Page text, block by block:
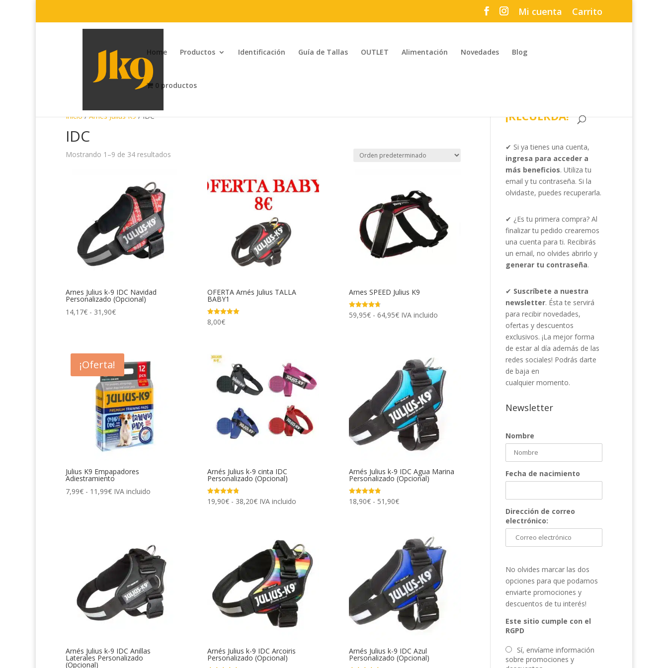
Mi cuenta Carrito
Home Productos Identificación Guía de Tallas OUTLET Alimentación Novedades Blog
0 productos
Inicio/Arnés Julius K9/ IDC
IDC
Mostrando 1–9 de 34 resultados
Arnes Julius k-9 IDC Navidad
Personalizado (Opcional)
14,17€ - 31,90€Rango
14,17€
hasta
31,90€
OFERTA Arnés Julius TALLA
BABY1
Valorado
con
8,00€
Arnes SPEED Julius K9
Valorado
con
59,95€ - 64,95€Rango
59,95€
hasta
64,95€
IVA incluido
¡Oferta!
Julius K9 Empapadores
Adiestramiento
7,99€ - 11,99€Rango
11,99€
IVA incluido
Arnés Julius k-9 cinta IDC
Personalizado (Opcional)
Valorado
con
19,90€ - 38,20€Rango
19,90€
hasta
38,20€
IVA incluido
Arnés Julius k-9 IDC Agua Marina
Personalizado (Opcional)
Valorado
con
18,90€ - 51,90€Rango
18,90€
hasta
51,90€
Arnés Julius k-9 IDC Anillas
Laterales Personalizado
(Opcional)
Arnés Julius k-9 IDC Arcoiris
Personalizado (Opcional)
Arnés Julius k-9 IDC Azul
Personalizado (Opcional)
¡RECUERDA!
✔ Si ya tienes una cuenta,
ingresa para acceder a
más beneficios. Utiliza tu
email y tu contraseña. Si la
olvidaste, puedes recuperarla.
✔ ¿Es tu primera compra? Al
finalizar tu pedido crearemos
una cuenta para ti. Recibirás
un email, no olvides abrirlo y
generar tu contraseña.
✔ Suscríbete a nuestra
newsletter. Ésta te servirá
para recibir novedades,
ofertas y descuentos
exclusivos. ¡La mejor forma
de estar al día además de las
redes sociales! Podrás darte
de baja en
cualquier momento.
Newsletter
Nombre
Fecha de nacimiento
Dirección de correo
electrónico:
No olvides marcar las dos
opciones para que podamos
enviarte promociones y
descuentos de tu interés!
Este sitio cumple con el
RGPD
Sí, envíame información
sobre promociones y